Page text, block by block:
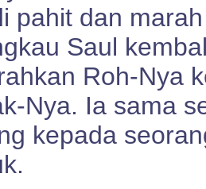
pahit dan
Saul
Roh-Nya
Nya. Ia sama
kepada